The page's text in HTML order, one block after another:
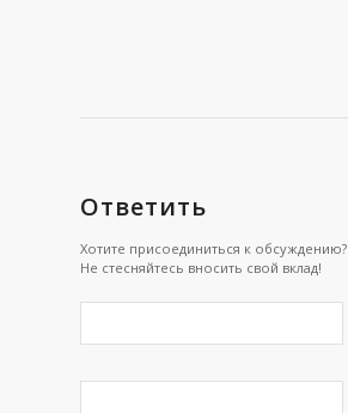
Ответить
Хотите присоединиться к обсуждению?
Не стесняйтесь вносить свой вклад!